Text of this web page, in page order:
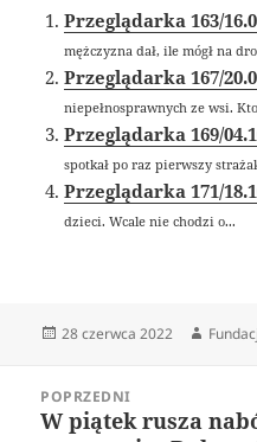
Przeglądarka 163/
mężczyzna dał, ile mógł na
Przeglądarka 167/
niepełnosprawnych ze wsi.
Przeglądarka 169/
spotkał po raz pierwszy
Przeglądarka 171/
dzieci. Wcale nie chodzi o...
Data
28 czerwca 2022 Autor
wpisuPOPRZEDNI
Poprzedni
W piątek rusza